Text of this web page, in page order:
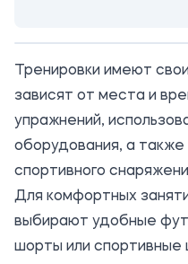
Тренировки имеют
зависят от места и
упражнений,
оборудования, а
спортивного
Для комфортных
выбирают удобные
шорты или спортивные